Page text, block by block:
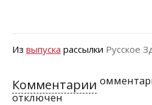
Из выпуска рассылки Русское
Комментарии
отключен